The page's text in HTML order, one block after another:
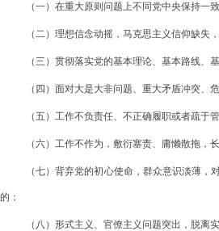
（一）在重大原则问题上不同党中央保持一
（二）理想信念动摇，马克思主义信仰缺
（三）贯彻落实党的基本理论、基本路线
（四）面对大是大非问题、重大矛盾冲突
（五）工作不负责任、不正确履职或者疏
（六）工作不作为，敷衍塞责、庸懒散拖，
（七）背弃党的初心使命，群众意识淡薄
的；
（八）形式主义、官僚主义问题突出，脱离